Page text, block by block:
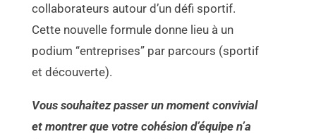
collaborateurs autour d’un défi sportif‭.
‬Cette nouvelle formule donne lieu à un
podium “entreprises” par parcours‭ (‬sportif
et découverte‭).‬
Vous souhaitez passer un moment convivial
et montrer que votre cohésion d’équipe n’a